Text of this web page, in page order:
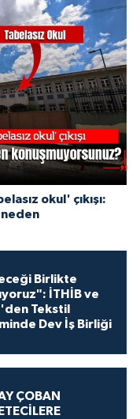
okul' çıkışı:
neden
Birlikte
İTHİB ve
Tekstil
Dev İş Birliği
ÇOBAN